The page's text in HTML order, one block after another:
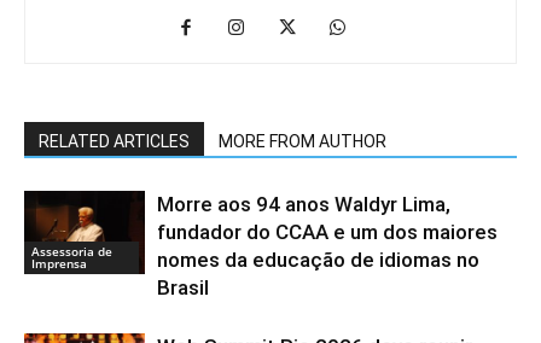
RELATED ARTICLES MORE FROM AUTHOR
Assessoria de
Imprensa
Morre aos 94 anos Waldyr Lima,
fundador do CCAA e um dos maiores
nomes da educação de idiomas no
Brasil